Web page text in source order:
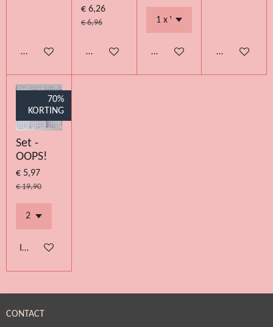
Bekijk details
€ 6,26
€ 6,96
Bekijk details Bekijk details Bekijk details
70%
KORTING
Set -
OOPS!
€ 5,97
€ 19,90
In winkelwagen
CONTACT